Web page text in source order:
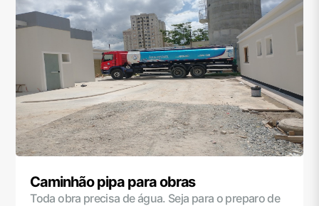
Caminhão pipa para obras
Toda obra precisa de água. Seja para o preparo de